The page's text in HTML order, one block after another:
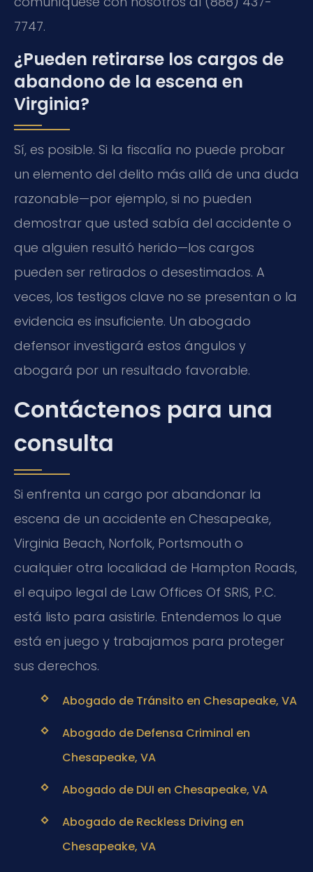
7747.
¿Pueden retirarse los cargos de
abandono de la escena en
Virginia?
Sí, es posible. Si la fiscalía no puede probar
un elemento del delito más allá de una duda
razonable—por ejemplo, si no pueden
demostrar que usted sabía del accidente o
que alguien resultó herido—los cargos
pueden ser retirados o desestimados. A
veces, los testigos clave no se presentan o la
evidencia es insuficiente. Un abogado
defensor investigará estos ángulos y
abogará por un resultado favorable.
Contáctenos para una
consulta
Si enfrenta un cargo por abandonar la
escena de un accidente en Chesapeake,
Virginia Beach, Norfolk, Portsmouth o
cualquier otra localidad de Hampton Roads,
el equipo legal de Law Offices Of SRIS, P.C.
está listo para asistirle. Entendemos lo que
está en juego y trabajamos para proteger
sus derechos.
Abogado de Tránsito en Chesapeake, VA
Abogado de Defensa Criminal en
Chesapeake, VA
Abogado de DUI en Chesapeake, VA
Abogado de Reckless Driving en
Chesapeake, VA